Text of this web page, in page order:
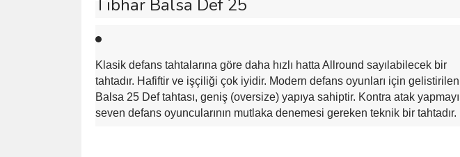
Tibhar Balsa Def 25
Klasik defans tahtalarına göre daha hızlı hatta Allround sayılabilecek bir
tahtadır. Hafiftir ve işçiliği çok iyidir. Modern defans oyunları için gelistirilen
Balsa 25 Def tahtası, geniş (oversize) yapıya sahiptir. Kontra atak yapmayı
seven defans oyuncularının mutlaka denemesi gereken teknik bir tahtadır.